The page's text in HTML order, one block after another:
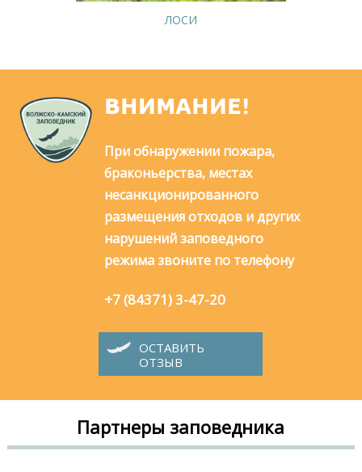
ЛОСИ
ВНИМАНИЕ!
При обнаружении пожара,
браконьерства, местах
несанкционированного
размещения отходов и других
нарушений заповедного
режима звоните по телефону
+7 (84371) 3-47-20
ОСТАВИТЬ
ОТЗЫВ
Партнеры заповедника